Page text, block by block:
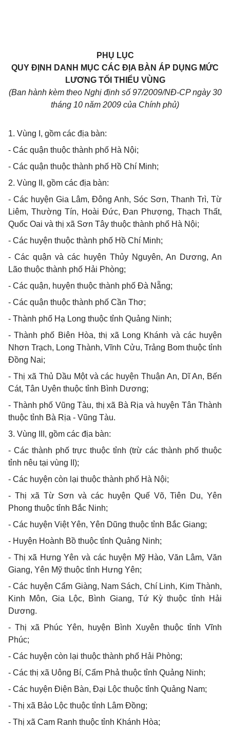
PHỤ LỤC
QUY ĐỊNH DANH MỤC CÁC ĐỊA BÀN ÁP DỤNG MỨC
LƯƠNG TỐI THIỂU VÙNG
(Ban hành kèm theo Nghị định số 97/2009/NĐ-CP ngày 30
tháng 10 năm 2009 của Chính phủ)
1. Vùng I, gồm các địa bàn:
- Các quận thuộc thành phố Hà Nội;
- Các quận thuộc thành phố Hồ Chí Minh;
2. Vùng II, gồm các địa bàn:
- Các huyện Gia Lâm, Đông Anh, Sóc Sơn, Thanh Trì, Từ
Liêm, Thường Tín, Hoài Đức, Đan Phượng, Thạch Thất,
Quốc Oai và thị xã Sơn Tây thuộc thành phố Hà Nội;
- Các huyện thuộc thành phố Hồ Chí Minh;
- Các quận và các huyện Thủy Nguyên, An Dương, An
Lão thuộc thành phố Hải Phòng;
- Các quận, huyện thuộc thành phố Đà Nẵng;
- Các quận thuộc thành phố Cần Thơ;
- Thành phố Hạ Long thuộc tỉnh Quảng Ninh;
- Thành phố Biên Hòa, thị xã Long Khánh và các huyện
Nhơn Trạch, Long Thành, Vĩnh Cửu, Trảng Bom thuộc tỉnh
Đồng Nai;
- Thị xã Thủ Dầu Một và các huyện Thuận An, Dĩ An, Bến
Cát, Tân Uyên thuộc tỉnh Bình Dương;
- Thành phố Vũng Tàu, thị xã Bà Rịa và huyện Tân Thành
thuộc tỉnh Bà Rịa - Vũng Tàu.
3. Vùng III, gồm các địa bàn:
- Các thành phố trực thuộc tỉnh (trừ các thành phố thuộc
tỉnh nêu tại vùng II);
- Các huyện còn lại thuộc thành phố Hà Nội;
- Thị xã Từ Sơn và các huyện Quế Võ, Tiên Du, Yên
Phong thuộc tỉnh Bắc Ninh;
- Các huyện Việt Yên, Yên Dũng thuộc tỉnh Bắc Giang;
- Huyện Hoành Bồ thuộc tỉnh Quảng Ninh;
- Thị xã Hưng Yên và các huyện Mỹ Hào, Văn Lâm, Văn
Giang, Yên Mỹ thuộc tỉnh Hưng Yên;
- Các huyện Cẩm Giàng, Nam Sách, Chí Linh, Kim Thành,
Kinh Môn, Gia Lộc, Bình Giang, Tứ Kỳ thuộc tỉnh Hải
Dương.
- Thị xã Phúc Yên, huyện Bình Xuyên thuộc tỉnh Vĩnh
Phúc;
- Các huyện còn lại thuộc thành phố Hải Phòng;
- Các thị xã Uông Bí, Cẩm Phả thuộc tỉnh Quảng Ninh;
- Các huyện Điện Bàn, Đại Lộc thuộc tỉnh Quảng Nam;
- Thị xã Bảo Lộc thuộc tỉnh Lâm Đồng;
- Thị xã Cam Ranh thuộc tỉnh Khánh Hòa;